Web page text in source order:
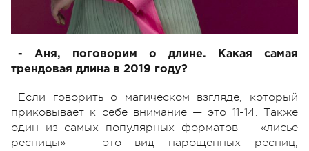
- Аня, поговорим о длине. Какая самая
трендовая длина в 2019 году?
Если говорить о магическом взгляде, который
приковывает к себе внимание — это 11-14. Также
один из самых популярных форматов — «лисье
ресницы» — это вид нарощенных ресниц,